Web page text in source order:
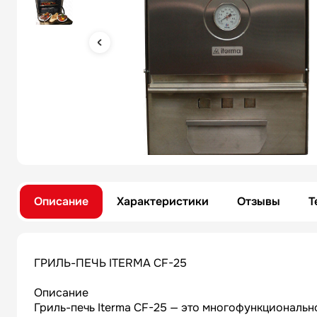
Описание Характеристики Отзывы
ГРИЛЬ-ПЕЧЬ ITERMA CF-25
Описание
Гриль-печь Iterma CF-25 — это